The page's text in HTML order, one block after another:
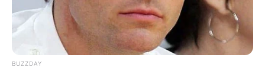
BUZZDAY